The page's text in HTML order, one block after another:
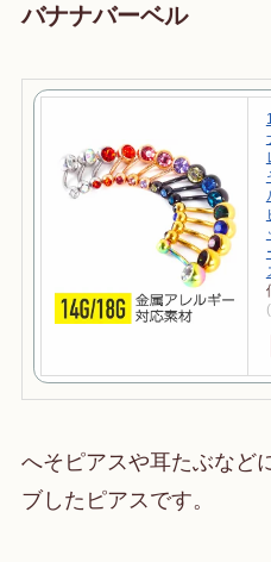
バナナバーベル
へそピアスや耳たぶなど
ブしたピアスです。